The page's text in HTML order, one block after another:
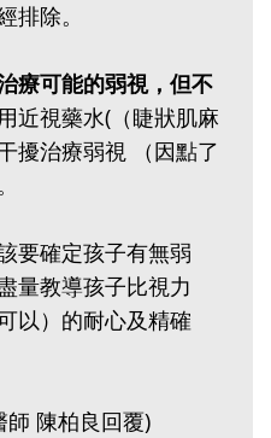
排除。
療可能的弱視，但不
近視藥水(（睫狀肌麻
擾治療弱視 （因點了
要確定孩子有無弱
量教導孩子比視力
以）的耐心及精確
師 陳柏良回覆)